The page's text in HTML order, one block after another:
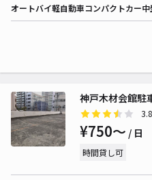
オートバイ軽自動車コンパクトカー
神戸木材会館駐
3.8
¥750〜 / 日
時間貸し可